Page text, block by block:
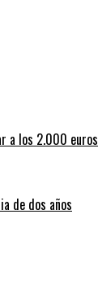
a los 2.000 euros
de dos años